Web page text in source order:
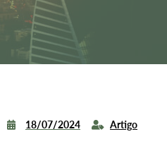
18/07/2024 Artigo